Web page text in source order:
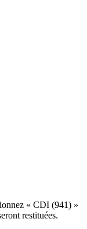
« CDI (941) »
restituées.